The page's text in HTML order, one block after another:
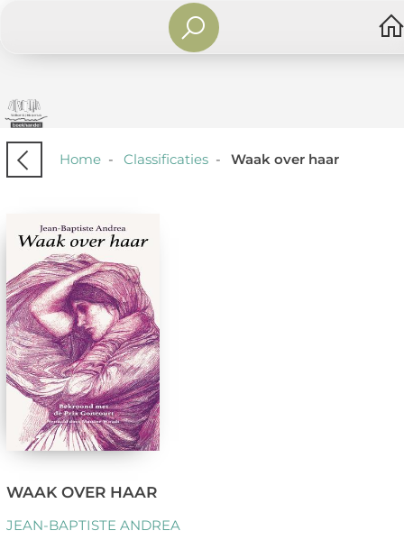
Home- Classificaties- Waak over haar
WAAK OVER HAAR
JEAN-BAPTISTE ANDREA